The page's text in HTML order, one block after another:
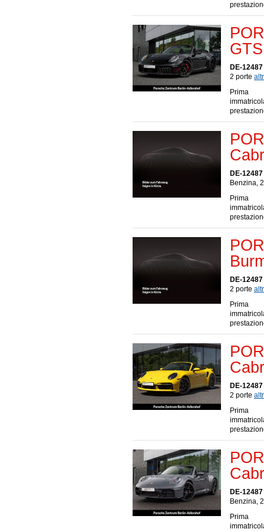
DE-
2 porte
Prima
DE-
Benzina,
Prima
DE-
2 porte
Prima
DE-
2 porte
Prima
DE-
Benzina,
Prima